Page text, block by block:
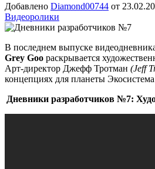
Добавлено Diamond00744 от
Видеоролики
В последнем выпуске
Grey Goo раскрывается
Арт-директор Джефф Тротман (Jeff
концепциях для планеты
Дневники разработчиков №7: